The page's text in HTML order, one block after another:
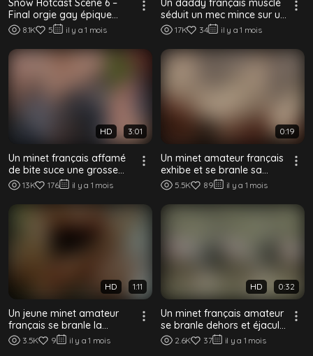
Snow Hotcast Scène 6 –
Final orgie gay épique
avec minets et mecs
français
8.1K 5 il y a 1 mois
Un daddy français musclé
séduit un mec mince sur un
yacht de luxe pour une
baise s...
17K 34 il y a 1 mois
HD 3:01
Un minet français affamé
de bite suce une grosse
queue en plein air dans
l'herbe
13K 176 il y a 1 mois
0:19
Un minet amateur français
exhibe et se branle sa
grosse bite dans la salle
de bain
5.5K 89 il y a 1 mois
HD 1:11
Un jeune minet amateur
français se branle la
grosse queue et éjacule
dans sa main
3.5K 9 il y a 1 mois
HD 0:32
Un minet français amateur
se branle dehors et éjacule
partout sur un arbre
2.6K 37 il y a 1 mois